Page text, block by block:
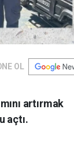
OL
artırmak
açtı.